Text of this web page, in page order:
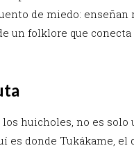
de miedo: enseñan
un folklore que
huicholes, no es
es donde Tukákame,